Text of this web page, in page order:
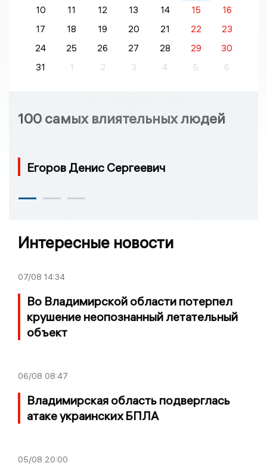
10 11 12 13 14 15
16
17
18 19 20 21 22
23
24
25 26 27 28 29
30
31
1 2 3 4 5 6
100 самых влиятельных людей
Егоров Денис Сергеевич
Интересные новости
07/08 14:34
Во Владимирской области потерпел
крушение неопознанный летательный
объект
06/08 08:47
Владимирская область подверглась
атаке украинских БПЛА
05/08 20:00